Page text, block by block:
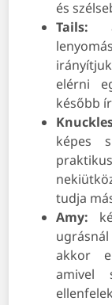
és
Tails:
elérni
később
képes
tudja
Amy:
akkor